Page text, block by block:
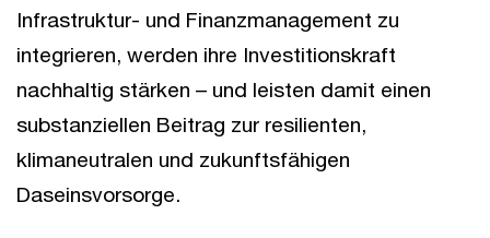
Infrastruktur- und Finanzmanagement zu
integrieren, werden ihre Investitionskraft
nachhaltig stärken – und leisten damit einen
substanziellen Beitrag zur resilienten,
klimaneutralen und zukunftsfähigen
Daseinsvorsorge.